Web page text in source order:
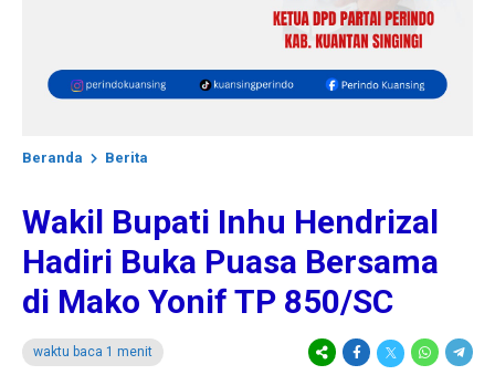
Beranda Berita
Wakil Bupati Inhu Hendrizal
Hadiri Buka Puasa Bersama
di Mako Yonif TP 850/SC
waktu baca 1 menit